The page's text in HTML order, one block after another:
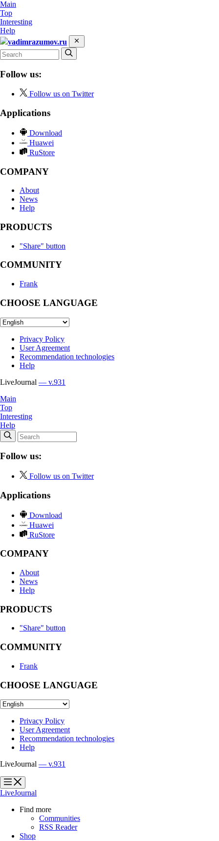
Main
Top
Interesting
Help
vadimrazumov.ru
Follow us:
Follow us on Twitter
Applications
Download
Huawei
RuStore
COMPANY
About
News
Help
PRODUCTS
"Share" button
COMMUNITY
Frank
CHOOSE LANGUAGE
Privacy Policy
User Agreement
Recommendation technologies
Help
LiveJournal — v.931
Main
Top
Interesting
Help
Follow us:
Follow us on Twitter
Applications
Download
Huawei
RuStore
COMPANY
About
News
Help
PRODUCTS
"Share" button
COMMUNITY
Frank
CHOOSE LANGUAGE
Privacy Policy
User Agreement
Recommendation technologies
Help
LiveJournal — v.931
?
?
LiveJournal
Find more
Communities
RSS Reader
Shop